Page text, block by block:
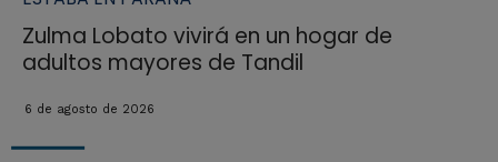
Zulma Lobato vivirá en un hogar de
adultos mayores de Tandil
6 de agosto de 2026